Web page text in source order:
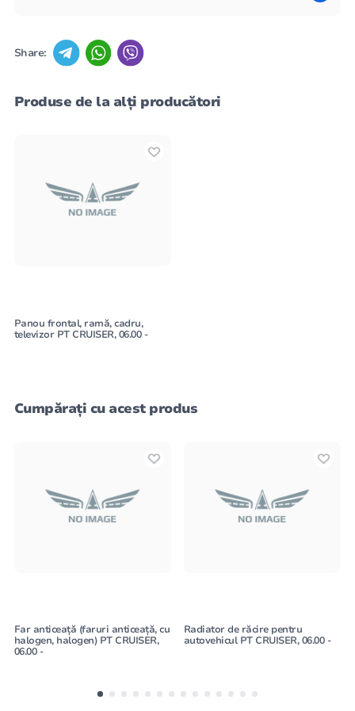
Share:
Produse de la alți producători
Panou frontal, ramă, cadru,
televizor PT CRUISER, 06.00 -
Cumpărați cu acest produs
Far anticeață (faruri anticeață, cu
halogen, halogen) PT CRUISER,
06.00 -
Radiator de răcire pentru
autovehicul PT CRUISER, 06.00 -